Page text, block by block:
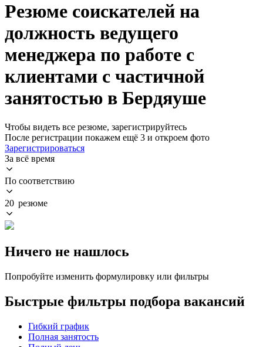
Резюме соискателей на
должность ведущего
менеджера по работе с
клиентами с частичной
занятостью в Бердяуше
Чтобы видеть все резюме, зарегистрируйтесь
После регистрации покажем ещё 3 и откроем фото
Зарегистрироваться
За всё время
По соответствию
20 резюме
Ничего не нашлось
Попробуйте изменить формулировку или фильтры
Быстрые фильтры подбора вакансий
Гибкий график
Полная занятость